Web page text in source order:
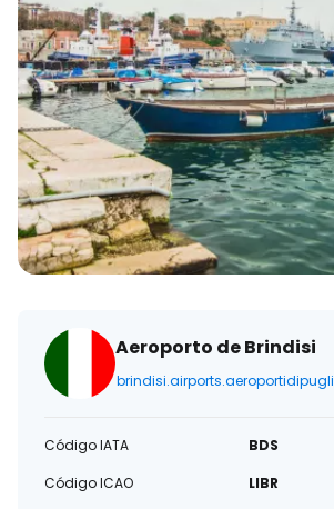
Aeroporto de Brindisi
Código IATA
BDS
Código ICAO
LIBR
eletrónico